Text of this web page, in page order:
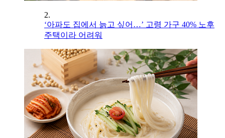
2.
‘아파도 집에서 늙고 싶어…’ 고령 가구 40% 노후
주택이라 어려워